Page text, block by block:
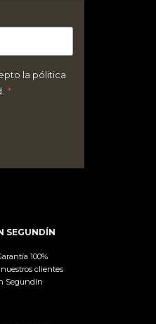
la pólitica
*
SEGUNDÍN
100%
clientes
Segundín